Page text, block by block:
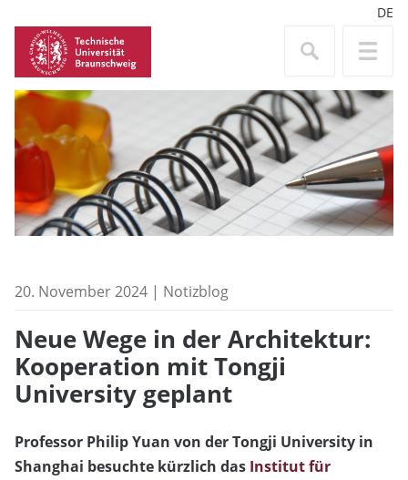
DE
20. November 2024 | Notizblog
Neue Wege in der Architektur:
Kooperation mit Tongji
University geplant
Professor Philip Yuan von der Tongji University in
Shanghai besuchte kürzlich das Institut für